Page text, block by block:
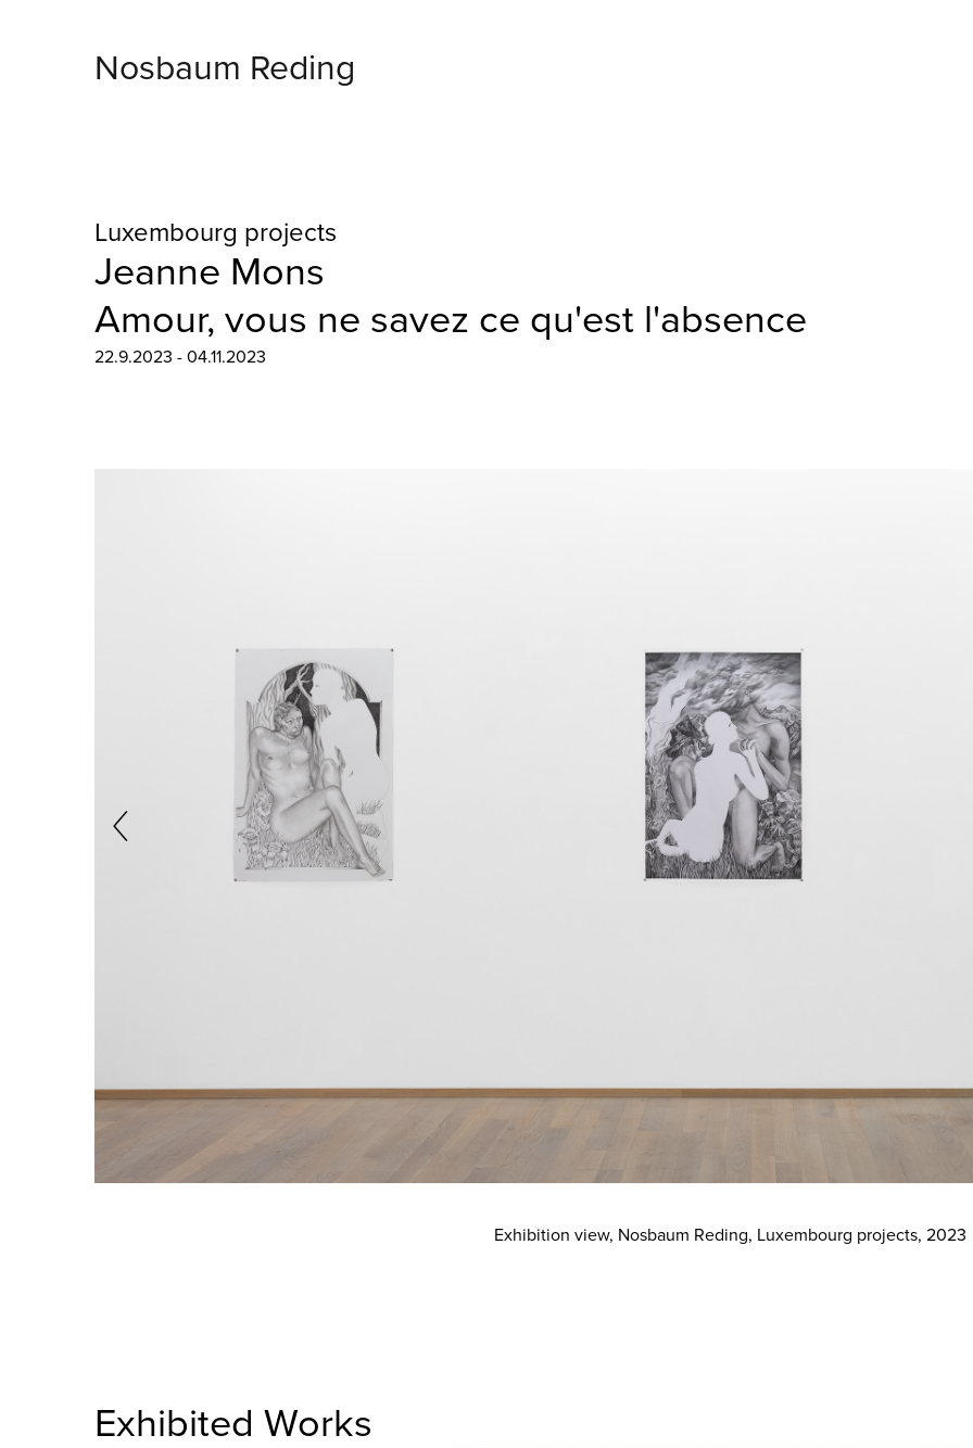
Nosbaum Reding
Luxembourg projects
Jeanne Mons
Amour, vous ne savez ce qu'est l'absence
22.9.2023 - 04.11.2023
Exhibition view, Nosbaum Reding, Luxembourg projects, 2023
Exhibited Works